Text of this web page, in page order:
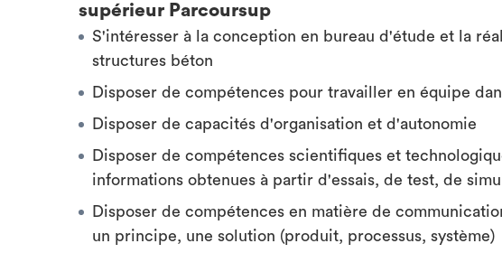
supérieur Parcoursup
S'intéresser à la conception en bureau d'étude et la
structures béton
Disposer de compétences pour travailler en équipe
Disposer de capacités d'organisation et d'autonomie
Disposer de compétences scientifiques et
informations obtenues à partir d'essais, de test, de
Disposer de compétences en matière de
un principe, une solution (produit, processus, système)